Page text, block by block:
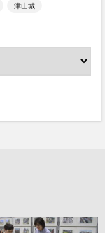
津山城